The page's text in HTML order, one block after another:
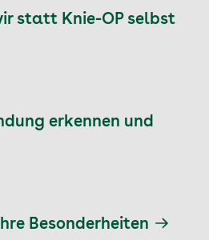
statt Knie-OP selbst
erkennen und
Besonderheiten